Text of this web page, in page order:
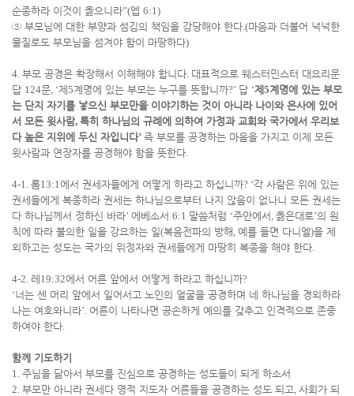
순종하라 이것이 옳으니라”(엡 6:1)
③ 부모님에 대한 부양과 섬김의 책임을 감당해야 한다.(마음과 더불어 넉넉한
물질로도 부모님을 섬겨야 함이 마땅하다)
4. 부모 공경은 확장해서 이해해야 합니다. 대표적으로 웨스터민스터 대요리문
답 124문, ‘제 5계명에 있는 부모는 누구를 뜻합니까?’ 답 ‘제 5계명에 있는 부모
는 단지 자기를 낳으신 부모만을 이야기하는 것이 아니라 나이와 은사에 있어
서 모든 윗사람, 특히 하나님의 규례에 의하여 가정과 교회와 국가에서 우리보
다 높은 지위에 두신 자입니다’ 즉 부모를 공경하는 마음을 가지고 이제 모든
윗사람과 연장자를 공경해야 함을 뜻한다.
4-1. 롬13:1에서 권세자들에게 어떻게 하라고 하십니까? ‘각 사람은 위에 있는
권세들에게 복종하라 권세는 하나님으로부터 나지 않음이 없나니 모든 권세는
다 하나님께서 정하신 바라’ 에베소서 6:1 말씀처럼 ‘주안에서 , 옳은대로’의 원
칙에 따라 불의한 일을 강요하는 일(복음전파의 방해 , 예를 들면 다니엘)을 제
외하고는 성도는 국가의 위정자와 권세들에게 마땅히 복종을 해야 한다.
4-2. 레 19:32에서 어른 앞에서 어떻게 하라고 하십니까?
‘너는 센 머리 앞에서 일어서고 노인의 얼굴을 공경하며 네 하나님을 경외하라
나는 여호와니라’. 어른이 나타나면 공손하게 예의를 갖추고 인격적으로 존중
하여야 한다.
함께 기도하기
1. 주님을 닮아서 부모를 진심으로 공경하는 성도들이 되게 하소서
2. 부모만 아니라 권세다 영적 지도자 어른들을 공경하는 성도 되고, 사회가 되